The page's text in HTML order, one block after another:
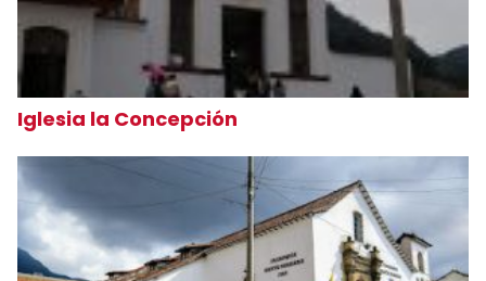
Iglesia la Concepción